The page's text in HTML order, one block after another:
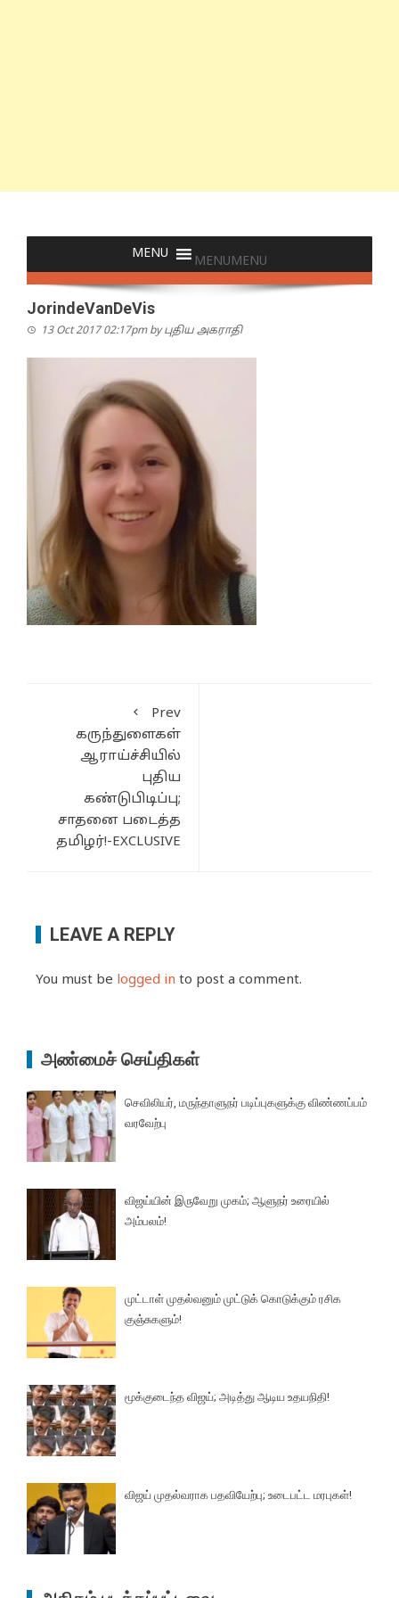
MENUMENU
JorindeVanDeVis
13 Oct 2017 02:17pm byபுதிய அகராதி
Prev
கருந்துளைகள்
ஆராய்ச்சியில்
புதிய
கண்டுபிடிப்பு;
சாதனை படைத்த
தமிழர்!-EXCLUSIVE
LEAVE A REPLY
You must be logged in to post a comment.
அண்மைச் செய்திகள்
செவிலியர், மருந்தாளுநர் படிப்புகளுக்கு விண்ணப்பம்
வரவேற்பு
விஜய்யின் இருவேறு முகம்; ஆளுநர் உரையில்
அம்பலம்!
முட்டாள் முதல்வனும் முட்டுக் கொடுக்கும் ரசிக
குஞ்சுகளும்!
மூக்குடைந்த விஜய்; அடித்து ஆடிய உதயநிதி!
விஜய் முதல்வராக பதவியேற்பு; உடைபட்ட மரபுகள்!